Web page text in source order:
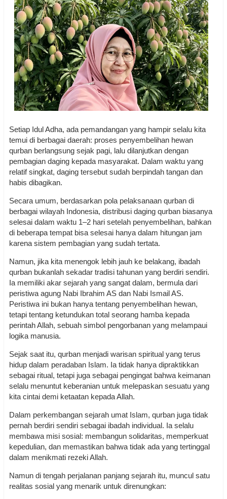
Setiap Idul Adha, ada pemandangan yang hampir selalu kita
temui di berbagai daerah: proses penyembelihan hewan
qurban berlangsung sejak pagi, lalu dilanjutkan dengan
pembagian daging kepada masyarakat. Dalam waktu yang
relatif singkat, daging tersebut sudah berpindah tangan dan
habis dibagikan.
Secara umum, berdasarkan pola pelaksanaan qurban di
berbagai wilayah Indonesia, distribusi daging qurban biasanya
selesai dalam waktu 1–2 hari setelah penyembelihan, bahkan
di beberapa tempat bisa selesai hanya dalam hitungan jam
karena sistem pembagian yang sudah tertata.
Namun, jika kita menengok lebih jauh ke belakang, ibadah
qurban bukanlah sekadar tradisi tahunan yang berdiri sendiri.
Ia memiliki akar sejarah yang sangat dalam, bermula dari
peristiwa agung Nabi Ibrahim AS dan Nabi Ismail AS.
Peristiwa ini bukan hanya tentang penyembelihan hewan,
tetapi tentang ketundukan total seorang hamba kepada
perintah Allah, sebuah simbol pengorbanan yang melampaui
logika manusia.
Sejak saat itu, qurban menjadi warisan spiritual yang terus
hidup dalam peradaban Islam. Ia tidak hanya dipraktikkan
sebagai ritual, tetapi juga sebagai pengingat bahwa keimanan
selalu menuntut keberanian untuk melepaskan sesuatu yang
kita cintai demi ketaatan kepada Allah.
Dalam perkembangan sejarah umat Islam, qurban juga tidak
pernah berdiri sendiri sebagai ibadah individual. Ia selalu
membawa misi sosial: membangun solidaritas, memperkuat
kepedulian, dan memastikan bahwa tidak ada yang tertinggal
dalam menikmati rezeki Allah.
Namun di tengah perjalanan panjang sejarah itu, muncul satu
realitas sosial yang menarik untuk direnungkan: